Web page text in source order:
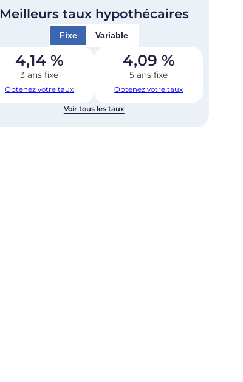
Meilleurs taux hypothécaires
Fixe Variable
4,14 %
3 ans fixe
Obtenez votre taux
4,09 %
5 ans fixe
Obtenez votre taux
Voir tous les taux